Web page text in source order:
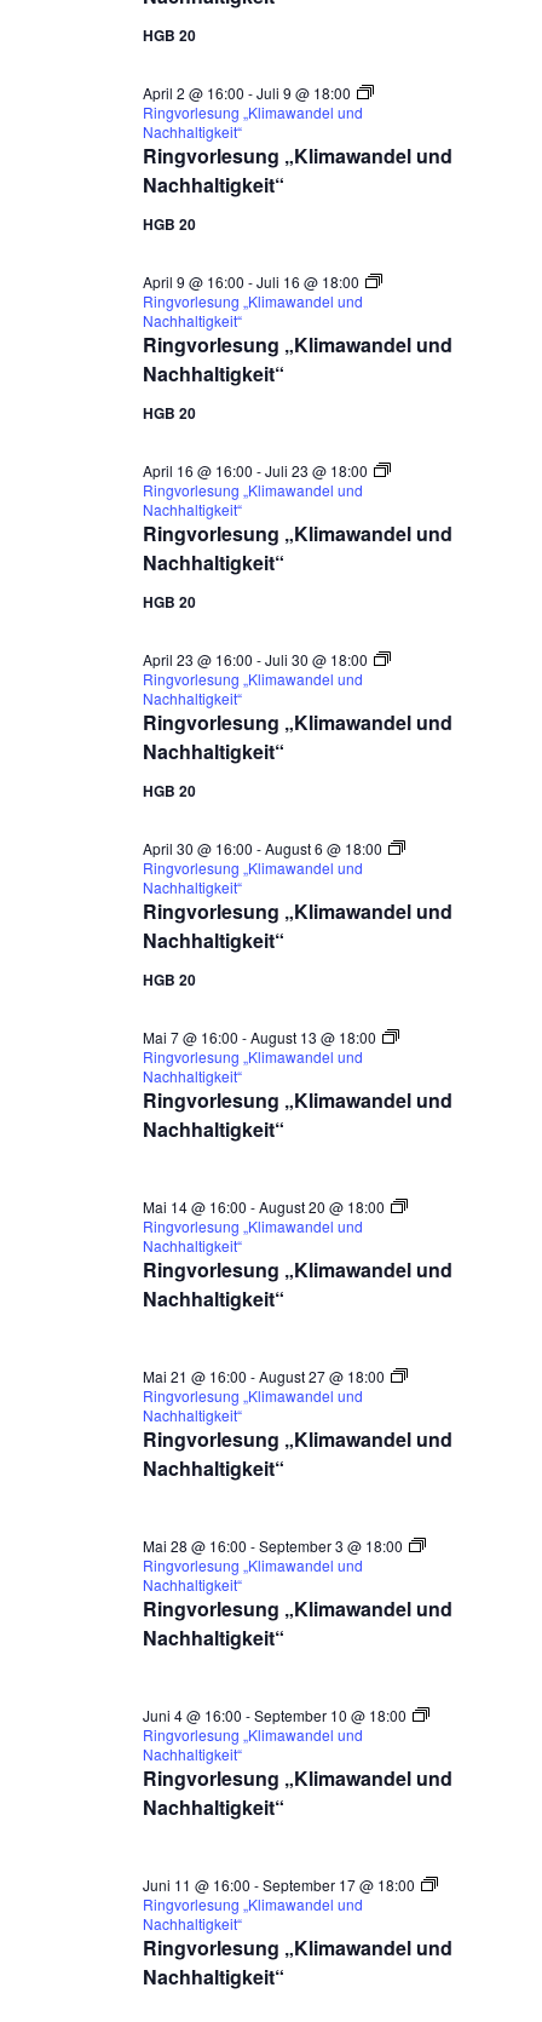
HGB 20
Ringvorlesung „Klimawandel und
Nachhaltigkeit“
April 2 @ 16:00 -Juli 9 @ 18:00
Ringvorlesung „Klimawandel und
Nachhaltigkeit“
HGB 20
Ringvorlesung „Klimawandel und
Nachhaltigkeit“
April 9 @ 16:00 -Juli 16 @ 18:00
Ringvorlesung „Klimawandel und
Nachhaltigkeit“
HGB 20
Ringvorlesung „Klimawandel und
Nachhaltigkeit“
April 16 @ 16:00 -Juli 23 @ 18:00
Ringvorlesung „Klimawandel und
Nachhaltigkeit“
HGB 20
Ringvorlesung „Klimawandel und
Nachhaltigkeit“
April 23 @ 16:00 -Juli 30 @ 18:00
Ringvorlesung „Klimawandel und
Nachhaltigkeit“
HGB 20
Ringvorlesung „Klimawandel und
Nachhaltigkeit“
April 30 @ 16:00 -August 6 @ 18:00
Ringvorlesung „Klimawandel und
Nachhaltigkeit“
HGB 20
Ringvorlesung „Klimawandel und
Nachhaltigkeit“
Mai 7 @ 16:00 -August 13 @ 18:00
Ringvorlesung „Klimawandel und
Nachhaltigkeit“
Ringvorlesung „Klimawandel und
Nachhaltigkeit“
Mai 14 @ 16:00 -August 20 @ 18:00
Ringvorlesung „Klimawandel und
Nachhaltigkeit“
Ringvorlesung „Klimawandel und
Nachhaltigkeit“
Mai 21 @ 16:00 -August 27 @ 18:00
Ringvorlesung „Klimawandel und
Nachhaltigkeit“
Ringvorlesung „Klimawandel und
Nachhaltigkeit“
Mai 28 @ 16:00 -September 3 @ 18:00
Ringvorlesung „Klimawandel und
Nachhaltigkeit“
Ringvorlesung „Klimawandel und
Nachhaltigkeit“
Juni 4 @ 16:00 -September 10 @ 18:00
Ringvorlesung „Klimawandel und
Nachhaltigkeit“
Ringvorlesung „Klimawandel und
Nachhaltigkeit“
Juni 11 @ 16:00 -September 17 @ 18:00
Ringvorlesung „Klimawandel und
Nachhaltigkeit“